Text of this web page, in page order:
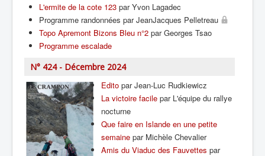
L'ermite de la cote 123 par Yvon Lagadec
Programme randonnées par JeanJacques Pelletreau
Topo Apremont Bizons Bleu n°2 par Georges Tsao
Programme escalade
N° 424 - Décembre 2024
Edito par Jean-Luc Rudkiewicz
La victoire facile par L'équipe du rallye
nocturne
Que faire en Islande en une petite
semaine par Michèle Chevalier
Amis du Viaduc des Fauvettes par